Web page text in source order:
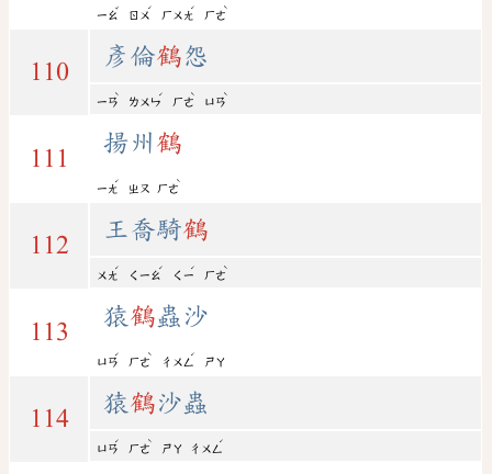
ㄧㄠ
ˇ
ㄖㄨ
ˊ
ㄏㄨㄤ
ˊ
ㄏㄜ
ˋ
110
彥倫鶴怨
ㄧㄢ
ˋ
ㄌㄨㄣ
ˊ
ㄏㄜ
ˋ
ㄩㄢ
ˋ
111
揚州 鶴
ㄧㄤ
ˊ
ㄓㄡ ㄏㄜ
ˋ
112
王喬騎鶴
ㄨㄤ
ˊ
ㄑㄧㄠ
ˊ
ㄑㄧ
ˊ
ㄏㄜ
ˋ
113
猿鶴蟲沙
ㄩㄢ
ˊ
ㄏㄜ
ˋ
ㄔㄨㄥ
ˊ
ㄕㄚ
114
猿鶴沙蟲
ㄩㄢ
ˊ
ㄏㄜ
ˋ
ㄕㄚ ㄔㄨㄥ
ˊ